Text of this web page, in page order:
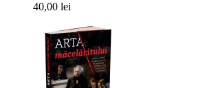
40,00 lei